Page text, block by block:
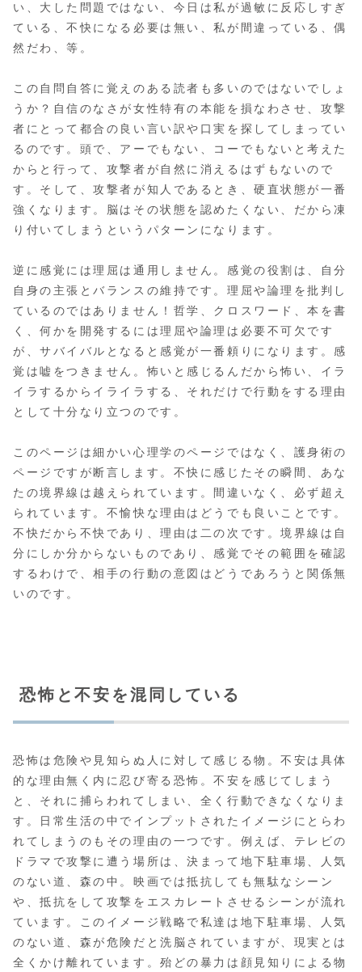
い、大した問題ではない、今日は私が過敏に反応しすぎ
ている、不快になる必要は無い、私が間違っている、偶
然だわ、等。
この自問自答に覚えのある読者も多いのではないでしょ
うか？自信のなさが女性特有の本能を損なわさせ、攻撃
者にとって都合の良い言い訳や口実を探してしまってい
るのです。頭で、アーでもない、コーでもないと考えた
からと行って、攻撃者が自然に消えるはずもないので
す。そして、攻撃者が知人であるとき、硬直状態が一番
強くなります。脳はその状態を認めたくない、だから凍
り付いてしまうというパターンになります。
逆に感覚には理屈は通用しません。感覚の役割は、自分
自身の主張とバランスの維持です。理屈や論理を批判し
ているのではありません！哲学、クロスワード、本を書
く、何かを開発するには理屈や論理は必要不可欠です
が、サバイバルとなると感覚が一番頼りになります。感
覚は嘘をつきません。怖いと感じるんだから怖い、イラ
イラするからイライラする、それだけで行動をする理由
として十分なり立つのです。
このページは細かい心理学のページではなく、護身術の
ページですが断言します。不快に感じたその瞬間、あな
たの境界線は越えられています。間違いなく、必ず超え
られています。不愉快な理由はどうでも良いことです。
不快だから不快であり、理由は二の次です。境界線は自
分にしか分からないものであり、感覚でその範囲を確認
するわけで、相手の行動の意図はどうであろうと関係無
いのです。
恐怖と不安を混同している
恐怖は危険や見知らぬ人に対して感じる物。不安は具体
的な理由無く内に忍び寄る恐怖。不安を感じてしまう
と、それに捕らわれてしまい、全く行動できなくなりま
す。日常生活の中でインプットされたイメージにとらわ
れてしまうのもその理由の一つです。例えば、テレビの
ドラマで攻撃に遭う場所は、決まって地下駐車場、人気
のない道、森の中。映画では抵抗しても無駄なシーン
や、抵抗をして攻撃をエスカレートさせるシーンが流れ
ています。このイメージ戦略で私達は地下駐車場、人気
のない道、森が危険だと洗脳されていますが、現実とは
全くかけ離れています。殆どの暴力は顔見知りによる物